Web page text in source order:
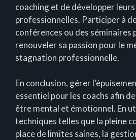
coaching et de développer
professionnelles. Participer à
conférences ou des séminaires
renouveler sa passion pour le
stagnation professionnelle.
En conclusion, gérer
essentiel pour les coachs afin
être mental et émotionnel. En
techniques telles que la pleine
place de limites saines, la